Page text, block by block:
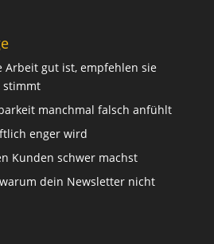
Arbeit gut ist, empfehlen sie
stimmt
manchmal falsch anfühlt
enger wird
Kunden schwer machst
dein Newsletter nicht